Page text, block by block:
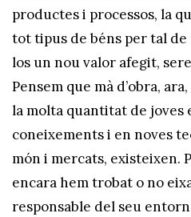
productes i processos, la
tot tipus de béns per tal
los un nou valor afegit,
Pensem que mà d’obra,
la molta quantitat de joves
coneixements i en noves
món i mercats, existeixen.
encara hem trobat o no
responsable del seu